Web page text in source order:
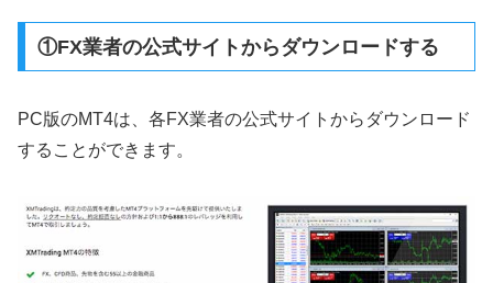
①FX業者の公式サイトからダウンロードする
PC版のMT4は、各FX業者の公式サイトからダウンロード
することができます。